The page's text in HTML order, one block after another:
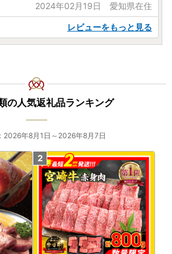
2024年02月19日 愛知県在住
レビューをもっと見る
の人気返礼品ランキング
2026年8月1日～2026年8月7日